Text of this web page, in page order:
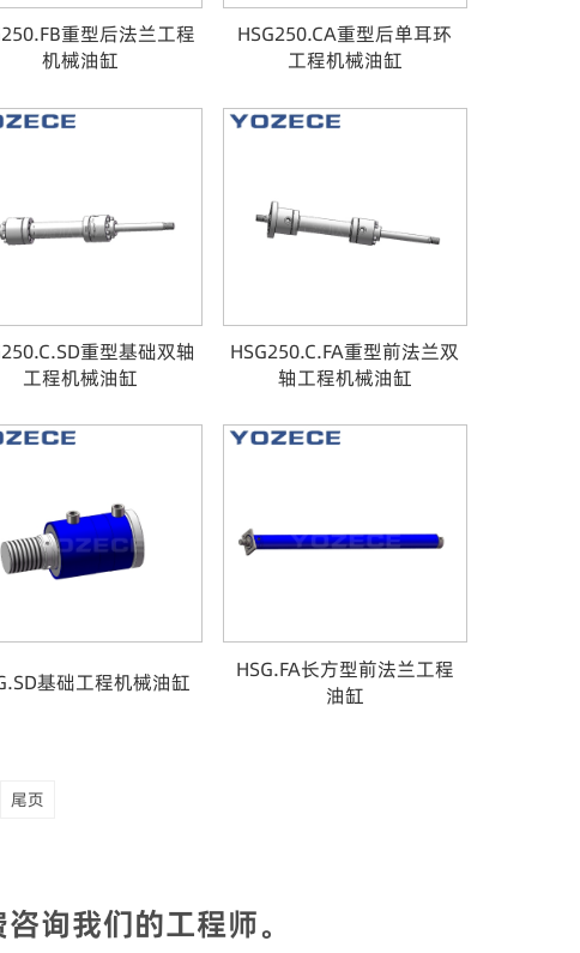
重型后法兰工程
机械油缸
HSG250.CA重型后单耳环
工程机械油缸
重型基础双轴
工程机械油缸
HSG250.C.FA重型前法兰双
轴工程机械油缸
基础工程机械油缸
HSG.FA长方型前法兰工程
油缸
尾页
询我们的工程师。